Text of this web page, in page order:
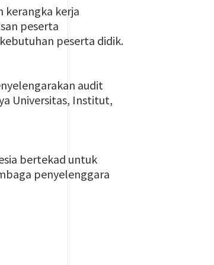
kerangka kerja
peserta
peserta didik.
audit
Universitas, Institut,
bertekad untuk
penyelenggara